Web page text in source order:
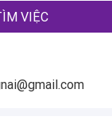
VIỆC